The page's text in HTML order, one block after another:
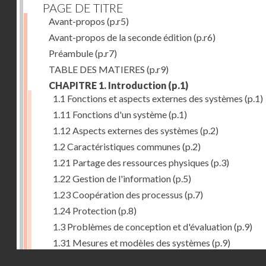
PAGE DE TITRE
Avant-propos (p.r5)
Avant-propos de la seconde édition(p.r6)
Préambule(p.r7)
TABLE DES MATIERES (p.r9)
CHAPITRE 1. Introduction (p.1)
1.1 Fonctions et aspects externes des systèmes (p.1)
1.11 Fonctions d'un système(p.1)
1.12 Aspects externes des systèmes (p.2)
1.2 Caractéristiques communes (p.2)
1.21 Partage des ressources physiques (p.3)
1.22 Gestion de l'information(p.5)
1.23 Coopération des processus (p.7)
1.24 Protection(p.8)
1.3 Problèmes de conception et d'évaluation(p.9)
1.31 Mesures et modèles des systèmes (p.9)